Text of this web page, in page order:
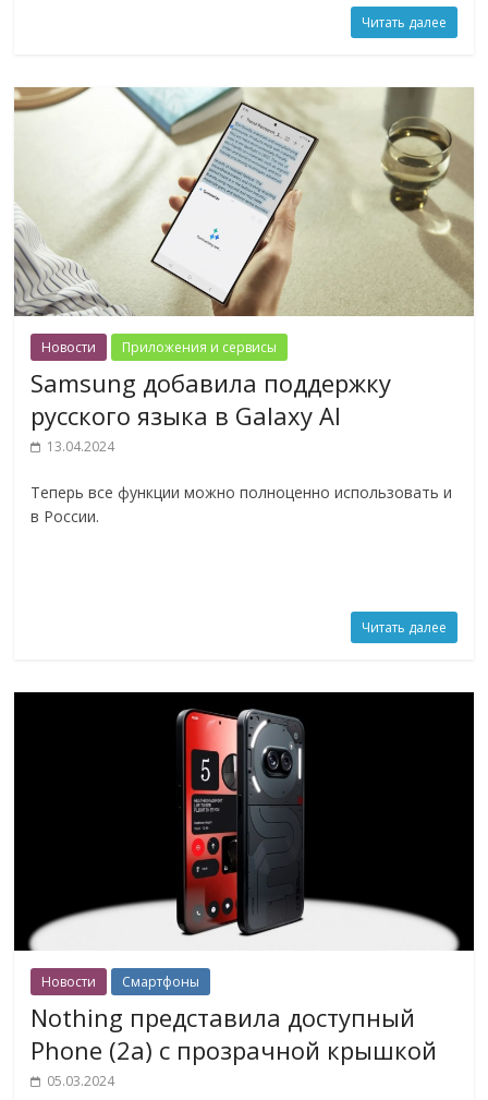
Читать далее
Новости Приложения и сервисы
Samsung добавила поддержку
русского языка в Galaxy AI
13.04.2024
Теперь все функции можно полноценно использовать и
в России.
Читать далее
Новости Смартфоны
Nothing представила доступный
Phone (2a) с прозрачной крышкой
05.03.2024